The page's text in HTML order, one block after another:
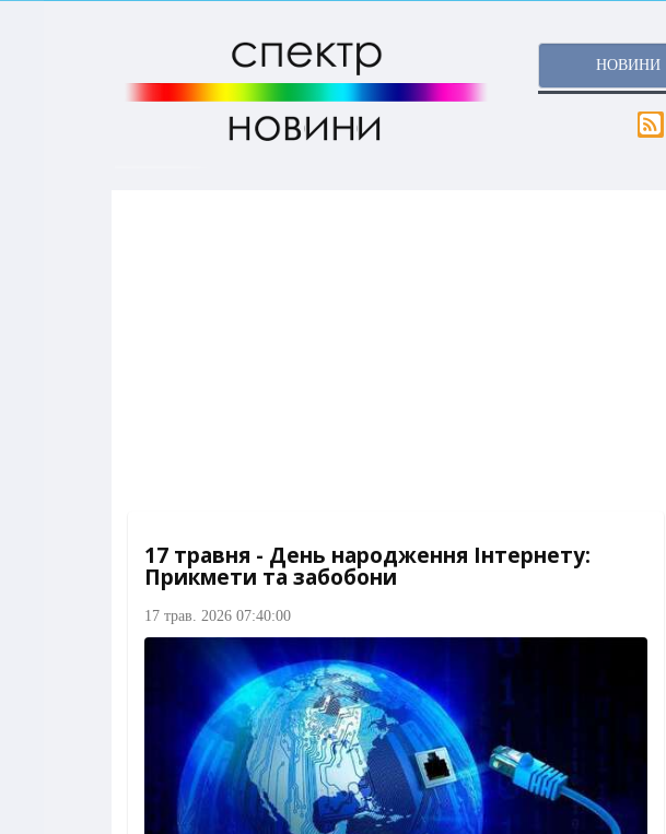
НОВИНИ
17 травня - День народження Інтернету:
Прикмети та забобони
17 трав. 2026 07:40:00